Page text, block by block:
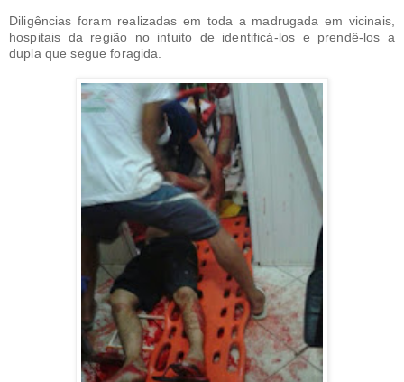
Diligências foram realizadas em toda a madrugada em vicinais,
hospitais da região no intuito de identificá-los e prendê-los a
dupla que segue foragida.